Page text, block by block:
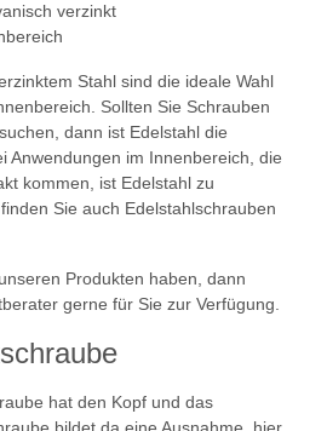
verzinkt
Stahl sind die ideale Wahl
Sollten Sie Schrauben
dann ist Edelstahl die
Anwendungen im Innenbereich, die
kommen, ist Edelstahl zu
Sie auch Edelstahlschrauben
Produkten haben, dann
gerne für Sie zur Verfügung.
hat den Kopf und das